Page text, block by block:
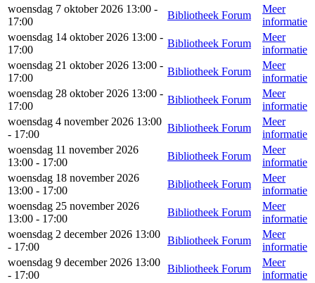
woensdag 7 oktober 2026 13:00 -
17:00
Bibliotheek Forum
Meer
informatie
woensdag 14 oktober 2026 13:00 -
17:00
Bibliotheek Forum
Meer
informatie
woensdag 21 oktober 2026 13:00 -
17:00
Bibliotheek Forum
Meer
informatie
woensdag 28 oktober 2026 13:00 -
17:00
Bibliotheek Forum
Meer
informatie
woensdag 4 november 2026 13:00
- 17:00
Bibliotheek Forum
Meer
informatie
woensdag 11 november 2026
13:00 - 17:00
Bibliotheek Forum
Meer
informatie
woensdag 18 november 2026
13:00 - 17:00
Bibliotheek Forum
Meer
informatie
woensdag 25 november 2026
13:00 - 17:00
Bibliotheek Forum
Meer
informatie
woensdag 2 december 2026 13:00
- 17:00
Bibliotheek Forum
Meer
informatie
woensdag 9 december 2026 13:00
- 17:00
Bibliotheek Forum
Meer
informatie